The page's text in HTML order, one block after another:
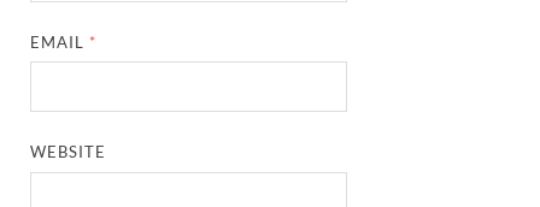
EMAIL *
WEBSITE